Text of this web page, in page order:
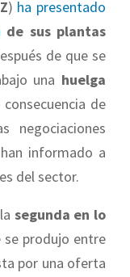
) ha presentado
de sus plantas
de que se
una huelga
consecuencia de
negociaciones
informado a
del sector.
segunda en lo
se produjo entre
por una oferta